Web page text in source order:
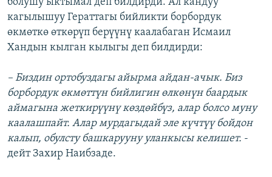
кагылышуу Гераттагы бийликти борбордук
өкмөткө өткөрүп берүүнү каалабаган Исмаил
Хандын кылган кылыгы деп билдирди:
– Биздин ортобуздагы айырма айдан-ачык. Биз
борбордук өкмөттүн бийлигин өлкөнүн баардык
аймагына жеткирүүнү көздөйбүз, алар болсо муну
каалашпайт. Алар мурдагыдай эле күчтүү бойдон
калып, обулсту башкарууну уланкысы келишет. -
дейт Захир Наибзаде.